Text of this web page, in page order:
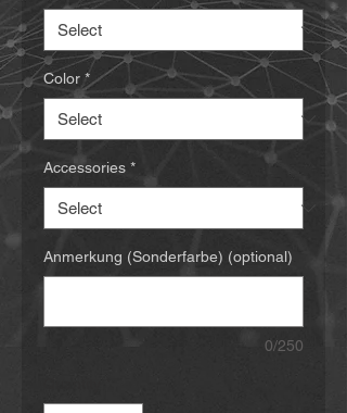
Color *
Accessories *
Anmerkung (Sonderfarbe) (optional)
0/250